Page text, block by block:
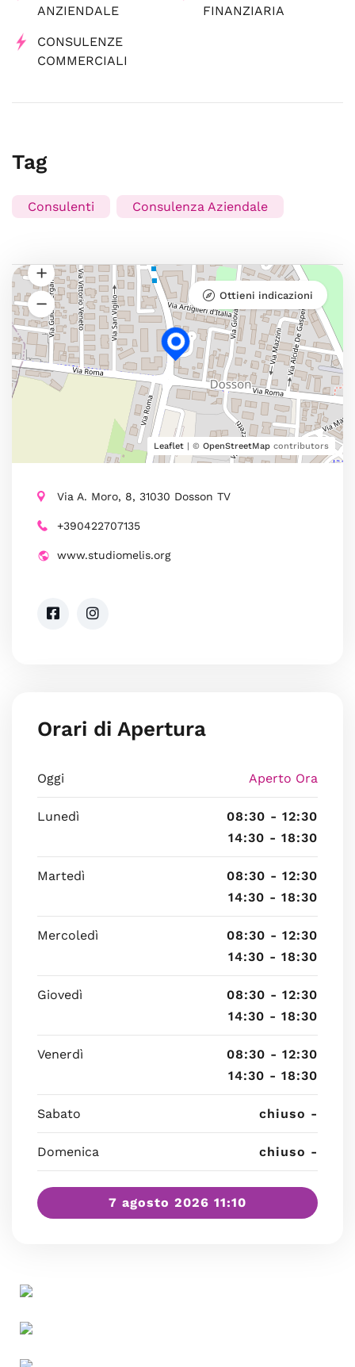
ANZIENDALE
FINANZIARIA
CONSULENZE
COMMERCIALI
Tag
Consulenti Consulenza Aziendale
Leaflet | © OpenStreetMap contributors
Ottieni indicazioni
Via A. Moro, 8, 31030 Dosson TV
+390422707135
www.studiomelis.org
Orari di Apertura
Oggi Aperto Ora
Lunedì
08:30 - 12:30
14:30 - 18:30
Martedì
08:30 - 12:30
14:30 - 18:30
Mercoledì
08:30 - 12:30
14:30 - 18:30
Giovedì
08:30 - 12:30
14:30 - 18:30
Venerdì
08:30 - 12:30
14:30 - 18:30
Sabato chiuso -
Domenica chiuso -
7 agosto 2026 11:10